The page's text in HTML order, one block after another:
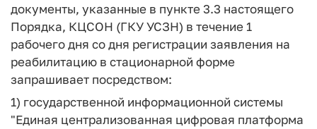
документы, указанные в пункте 3.3 настоящего
Порядка, КЦСОН (ГКУ УСЗН) в течение 1
рабочего дня со дня регистрации заявления на
реабилитацию в стационарной форме
запрашивает посредством:
1) государственной информационной системы
"Единая централизованная цифровая платформа